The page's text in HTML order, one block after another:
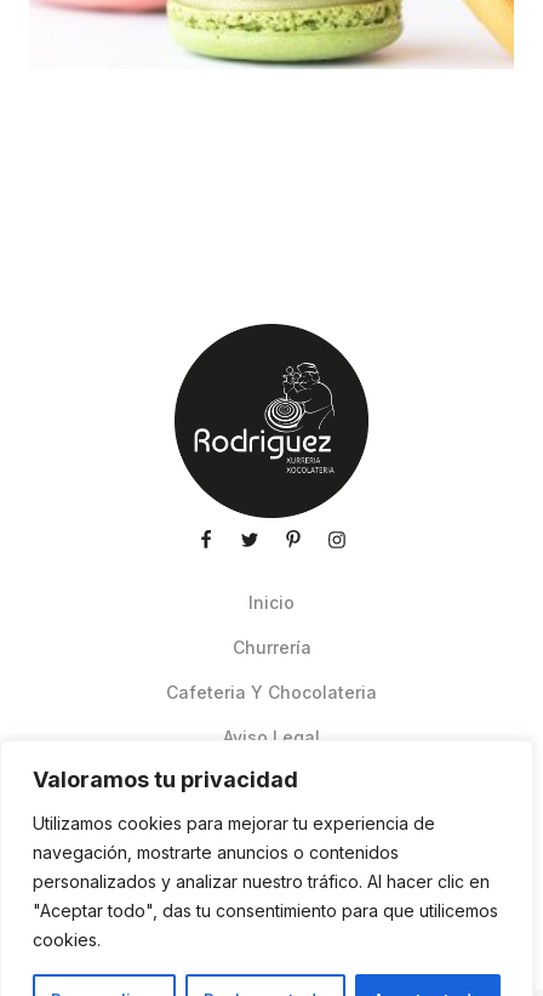
Valoramos tu privacidad
Utilizamos cookies para mejorar tu experiencia de
navegación, mostrarte anuncios o contenidos
personalizados y analizar nuestro tráfico. Al hacer clic en
"Aceptar todo", das tu consentimiento para que utilicemos
cookies.
Inicio
Churrería
Cafeteria Y Chocolateria
Aviso Legal
Pedidos Online Glovo
Contacto